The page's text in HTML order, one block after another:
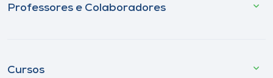
Professores e Colaboradores
Cursos